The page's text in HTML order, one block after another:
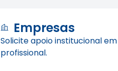
Empresas
Solicite apoio institucional
profissional.